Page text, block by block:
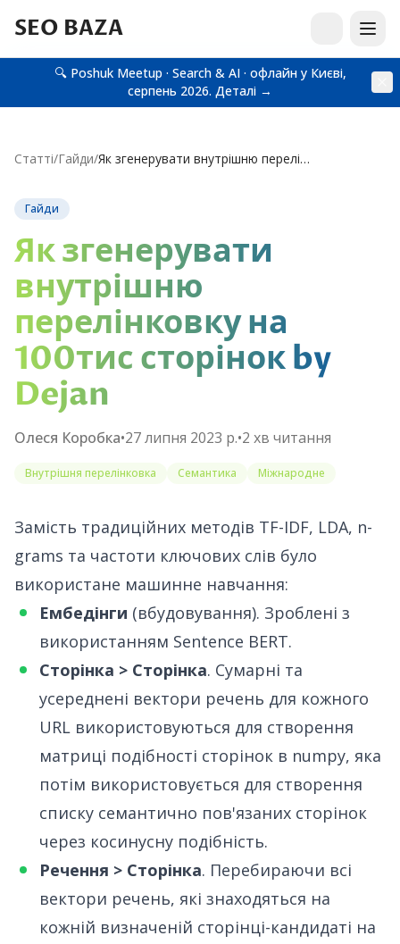
SEO BAZA
🔍 Poshuk Meetup · Search & AI · офлайн у Києві,
серпень 2026. Деталі →
Статті/Гайди/ Як згенерувати внутрішню перелінковку на 100тис сторінок by Dejan
Гайди
Як згенерувати
внутрішню
перелінковку на
100тис сторінок by
Dejan
Олеся Коробка•27 липня 2023 р.•2 хв читання
Внутрішня перелінковка Семантика Міжнародне
Замість традиційних методів TF-IDF, LDA, n-
grams та частоти ключових слів було
використане машинне навчання:
Ембедінги (вбудовування). Зроблені з
використанням Sentence BERT.
Сторінка > Сторінка. Сумарні та
усереднені вектори речень для кожного
URL використовуються для створення
матриці подібності сторінок в numpy, яка
потім використовується для створення
списку семантично пов'язаних сторінок
через косинусну подібність.
Речення > Сторінка. Перебираючи всі
вектори речень, які знаходяться на
кожній визначеній сторінці-кандидаті на